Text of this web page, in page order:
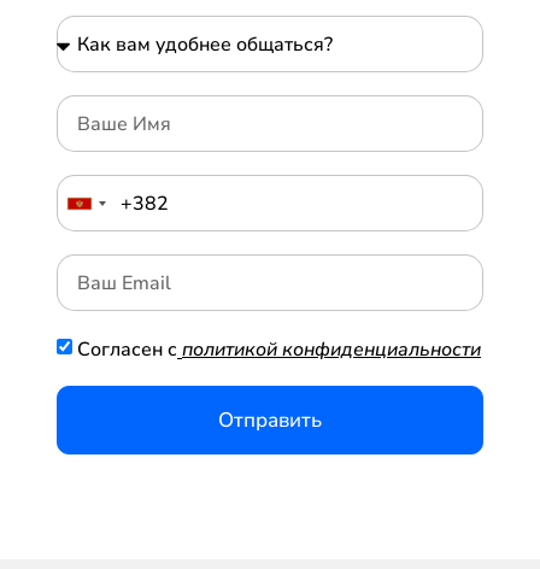
Согласен с политикой конфиденциальности
Отправить